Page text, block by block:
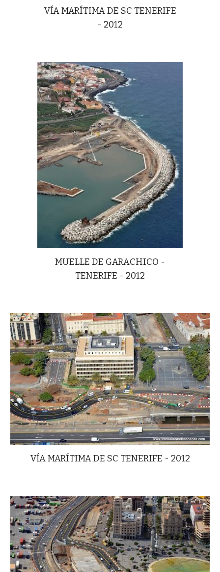
VÍA MARÍTIMA DE SC TENERIFE
- 2012
MUELLE DE GARACHICO -
TENERIFE - 2012
VÍA MARÍTIMA DE SC TENERIFE - 2012